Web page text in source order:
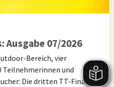
Ausgabe 07/2026
Bereich, vier
Teilnehmerinnen und
Die dritten TT-Finals in